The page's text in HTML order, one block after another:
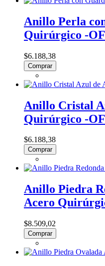
Anillo Perla
Quirúrgico -
$6.188,38
Comprar
Anillo Cristal
Quirúrgico -
$6.188,38
Comprar
Anillo Piedra
Acero
$8.509,02
Comprar